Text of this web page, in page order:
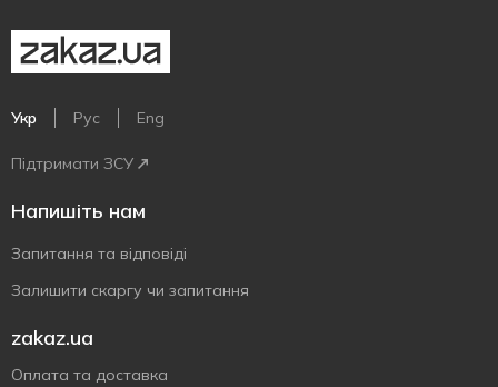
Укр Рус Eng
Підтримати ЗСУ
Напишіть нам
Запитання та відповіді
Залишити скаргу чи запитання
zakaz.ua
Оплата та доставка